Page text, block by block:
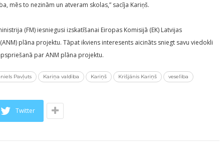
mēs to nezinām un atveram skolas,” sacīja Kariņš.
(FM) iesniegusi izskatīšanai Eiropas Komisijā (EK) Latvijas
plāna projektu. Tāpat ikviens interesents aicināts sniegt savu viedokli
par ANM plāna projektu.
Pavļuts Kariņa valdība Kariņš Krišjānis Kariņš
veselība
Twitter